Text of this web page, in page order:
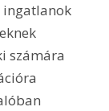
ingatlanok
számára